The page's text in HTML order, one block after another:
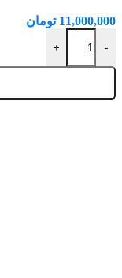
11,000,000 تومان
-
+